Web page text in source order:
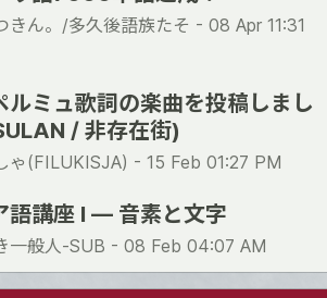
きん。/多久後語族たそ - 08 Apr 11:31
ルミュ歌詞の楽曲を投稿しまし
/ 非存在街)
ゃ(FILUKISJA) - 15 Feb 01:27 PM
語講座 I ― 音素と文字
一般人-SUB - 08 Feb 04:07 AM